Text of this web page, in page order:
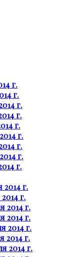
г.
г.
г.
г.
г.
г.
г.
г.
г.
2014 г.
г.
2014 г.
2014 г.
2014 г.
2014 г.
2014 г.